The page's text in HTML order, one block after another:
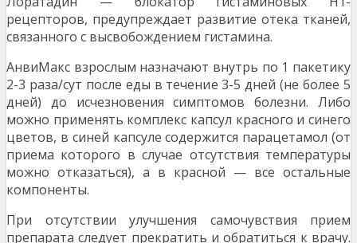
рецепторов, предупреждает развитие отека тканей,
связанного с высвобождением гистамина.
АнвиМакс взрослым назначают внутрь по 1 пакетику
2-3 раза/сут после еды в течение 3-5 дней (не более 5
дней) до исчезновения симптомов болезни. Либо
можно применять комплекс капсул красного и синего
цветов, в синей капсуле содержится парацетамол (от
приема кото­рого в случае отсутствия температуры
можно отказаться), а в красной — все остальные
компоненты.
При отсутствии улучшения самочувствия прием
препа­рата следует прекратить и обратиться к врачу.